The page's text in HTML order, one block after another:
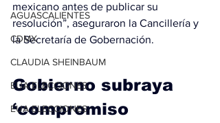
AGUASCALIENTES
CDMX
CLAUDIA SHEINBAUM
EUA ELECCIONES
EUA ELECCIONES
mexicano antes de publicar su
resolución”, aseguraron la Cancillería y
la Secretaría de Gobernación.
Gobierno subraya
‘compromiso